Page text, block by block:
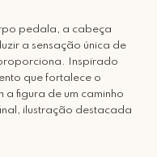
pedala, a cabeça
a sensação única de
Inspirado
que fortalece o
figura de um caminho
ilustração destacada